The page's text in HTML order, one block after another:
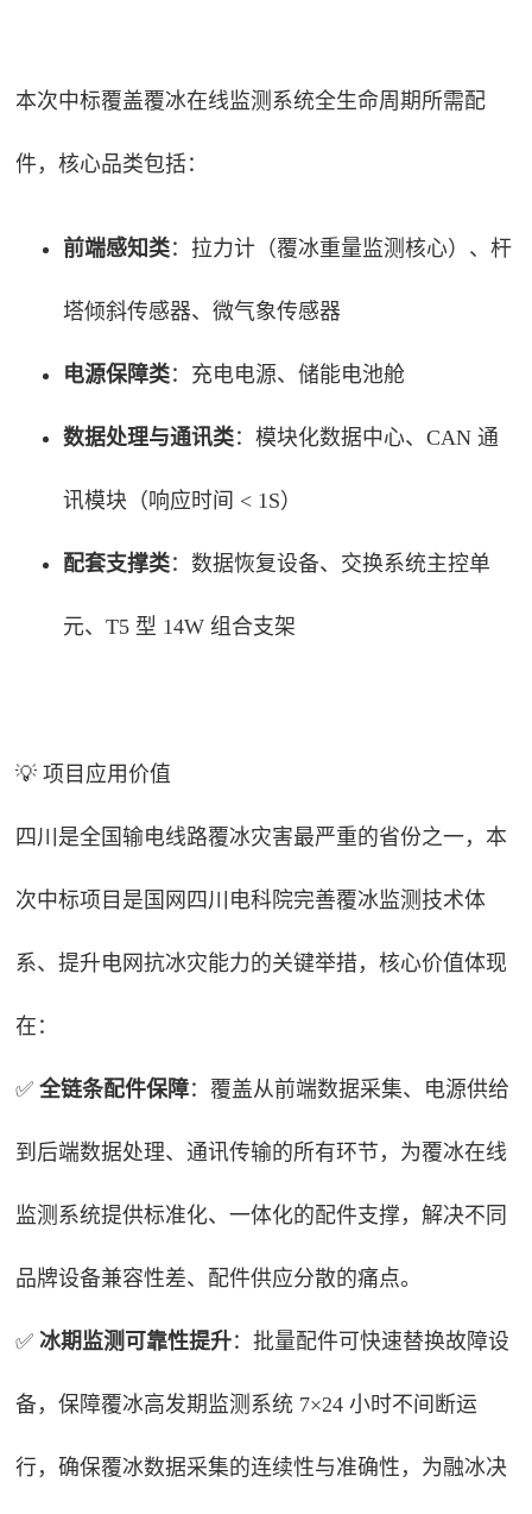
本次中标覆盖覆冰在线监测系统全生命周期所需配
件，核心品类包括：
前端感知类：拉力计（覆冰重量监测核心）、杆
塔倾斜传感器、微气象传感器
电源保障类：充电电源、储能电池舱
数据处理与通讯类：模块化数据中心、CAN 通
讯模块（响应时间 < 1S）
配套支撑类：数据恢复设备、交换系统主控单
元、T5 型 14W 组合支架
💡 项目应用价值
四川是全国输电线路覆冰灾害最严重的省份之一，本
次中标项目是国网四川电科院完善覆冰监测技术体
系、提升电网抗冰灾能力的关键举措，核心价值体现
在：
✅全链条配件保障：覆盖从前端数据采集、电源供给
到后端数据处理、通讯传输的所有环节，为覆冰在线
监测系统提供标准化、一体化的配件支撑，解决不同
品牌设备兼容性差、配件供应分散的痛点。
✅冰期监测可靠性提升：批量配件可快速替换故障设
备，保障覆冰高发期监测系统 7×24 小时不间断运
行，确保覆冰数据采集的连续性与准确性，为融冰决